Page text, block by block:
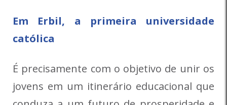
Em Erbil, a primeira universidade
católica
É precisamente com o objetivo de unir os
jovens em um itinerário educacional que